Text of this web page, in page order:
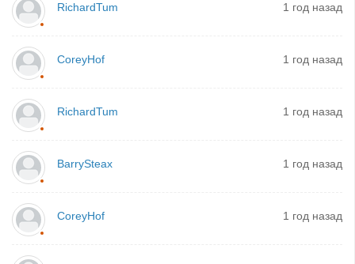
RichardTum 1 год назад
CoreyHof 1 год назад
RichardTum 1 год назад
BarrySteax 1 год назад
CoreyHof 1 год назад